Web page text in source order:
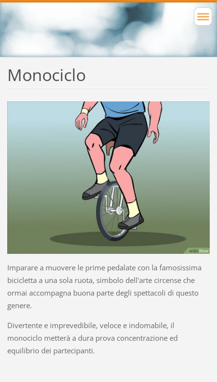
Monociclo
Imparare a muovere le prime pedalate con la famosissima
bicicletta a una sola ruota, simbolo dell'arte circense che
ormai accompagna buona parte degli spettacoli di questo
genere.
Divertente e imprevedibile, veloce e indomabile, il
monociclo metterà a dura prova concentrazione ed
equilibrio dei partecipanti.